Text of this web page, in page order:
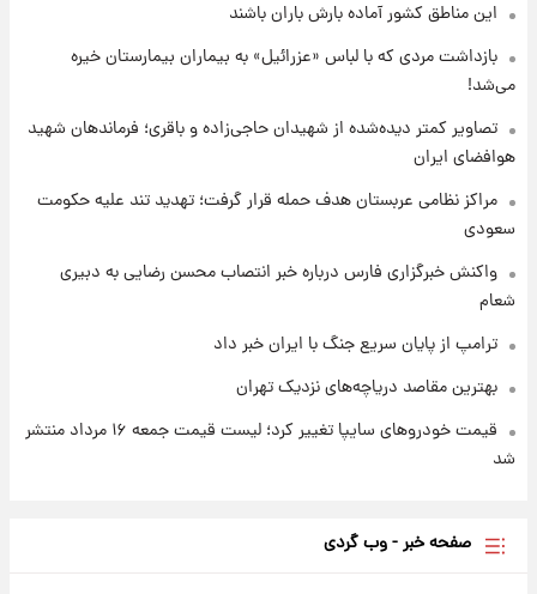
قیمت طلا و سکه امروز پنجشنبه ۱۵ مرداد ۱۴۰۵
شارژ جدید کالابرگ برای سه دهک؛ جزئیات اعلام
این مناطق کشور آماده بارش باران باشند
بازداشت مردی که با لباس «عزرائیل» به بیماران بیمارستان خیره
می‌شد!
تصاویر کمتر دیده‌شده از شهیدان حاجی‌زاده و باقری؛ فرماندهان شهید
هوافضای ایران
مراکز نظامی عربستان هدف حمله قرار گرفت؛ تهدید تند علیه حکومت
سعودی
واکنش خبرگزاری فارس درباره خبر انتصاب محسن رضایی به دبیری
شعام
ترامپ از پایان سریع جنگ با ایران خبر داد
بهترین مقاصد دریاچه‌های نزدیک تهران
قیمت خودروهای سایپا تغییر کرد؛ لیست قیمت جمعه ۱۶ مرداد منتشر
شد
صفحه خبر - وب گردی